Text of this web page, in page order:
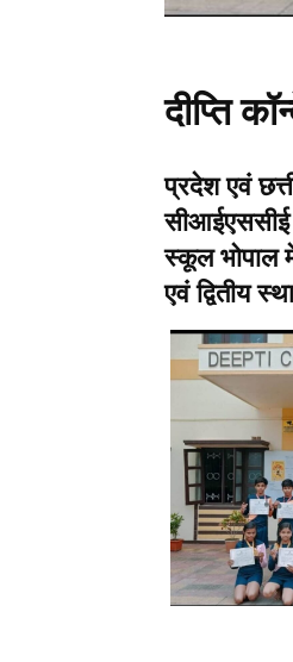
दीप्ति
प्रदेश एवं
सीआईएससीई
स्कूल भोपाल
एवं द्वितीय